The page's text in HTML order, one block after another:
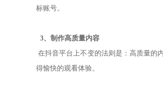
标账号。
3、制作高质量内容
在抖音平台上不变的法则是：高质量的
得愉快的观看体验。